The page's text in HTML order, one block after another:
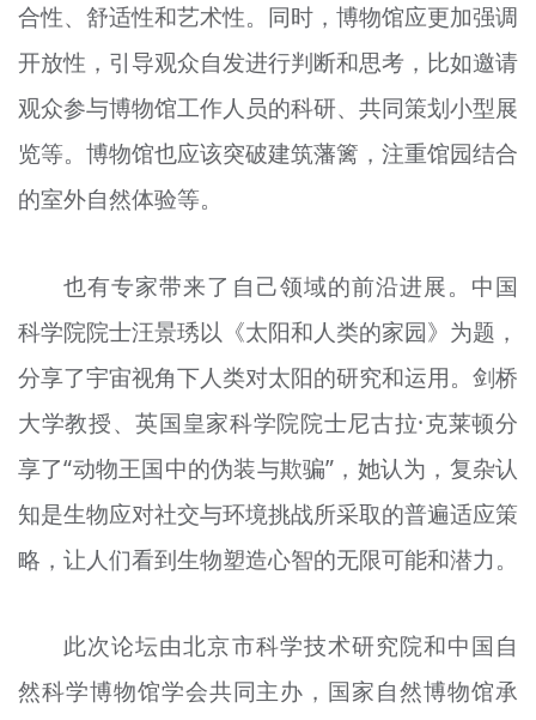
合性、舒适性和艺术性。同时，博物馆应更加强调
开放性，引导观众自发进行判断和思考，比如邀请
观众参与博物馆工作人员的科研、共同策划小型展
览等。博物馆也应该突破建筑藩篱，注重馆园结合
的室外自然体验等。
也有专家带来了自己领域的前沿进展。中国
科学院院士汪景琇以《太阳和人类的家园》为题，
分享了宇宙视角下人类对太阳的研究和运用。剑桥
大学教授、英国皇家科学院院士尼古拉·克莱顿分
享了“动物王国中的伪装与欺骗”，她认为，复杂认
知是生物应对社交与环境挑战所采取的普遍适应策
略，让人们看到生物塑造心智的无限可能和潜力。
此次论坛由北京市科学技术研究院和中国自
然科学博物馆学会共同主办，国家自然博物馆承